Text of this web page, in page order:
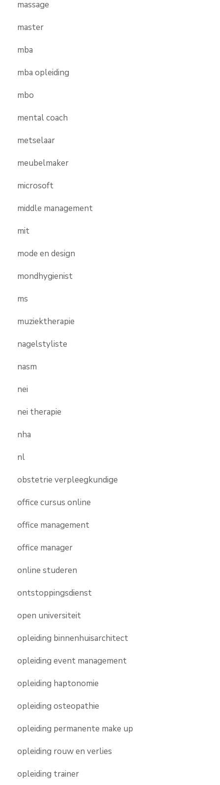
massage
master
mba
mba opleiding
mbo
mental coach
metselaar
meubelmaker
microsoft
middle management
mit
mode en design
mondhygienist
ms
muziektherapie
nagelstyliste
nasm
nei
nei therapie
nha
nl
obstetrie verpleegkundige
office cursus online
office management
office manager
online studeren
ontstoppingsdienst
open universiteit
opleiding binnenhuisarchitect
opleiding event management
opleiding haptonomie
opleiding osteopathie
opleiding permanente make up
opleiding rouw en verlies
opleiding trainer